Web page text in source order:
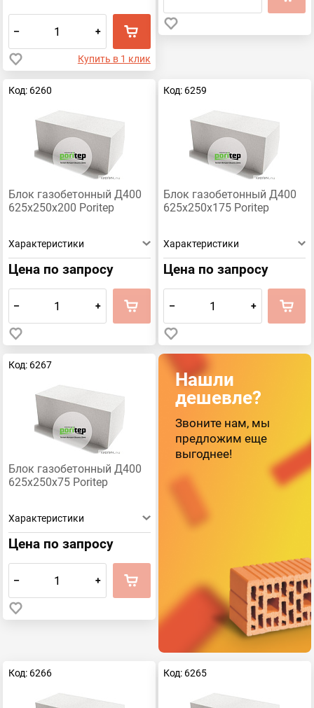
– +
Купить в 1 клик
Код: 6260
Блок газобетонный Д400
625х250х200 Poritep
Характеристики
Цена по запросу
– +
Код: 6259
Блок газобетонный Д400
625х250х175 Poritep
Характеристики
Цена по запросу
– +
Код: 6267
Блок газобетонный Д400
625х250х75 Poritep
Характеристики
Цена по запросу
– +
Нашли
дешевле?
Звоните нам, мы
предложим еще
выгоднее!
Код: 6266 Код: 6265